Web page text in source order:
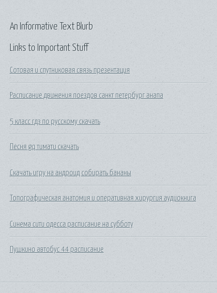
Links to Important Stuff
Сотовая и спутниковая связь презентация
Расписание движения поездов санкт петербург анапа
5 класс гдз по русскому скачать
Песня gq тимати скачать
Скачать игру на андроид собирать бананы
Топографическая анатомия и оперативная хирургия аудиокнига
Синема сити одесса расписание на субботу
Пушкино автобус 44 расписание
An Informative Text Blurb